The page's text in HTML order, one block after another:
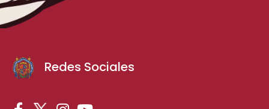
Redes Sociales